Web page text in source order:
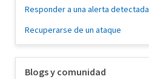
Responder a una alerta detectada
Recuperarse de un ataque
Blogs y comunidad